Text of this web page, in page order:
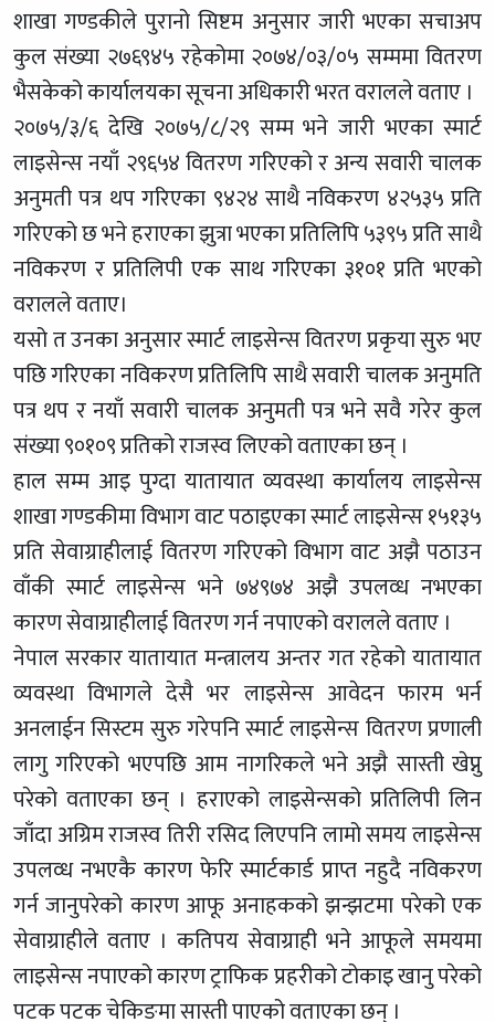
शाखा गण्डकीले पुरानो सिष्टम अनुसार जारी भएका सचाअप
कुल संख्या २७६९४५ रहेकोमा २०७४/०३/०५ सम्ममा वितरण
भैसकेको कार्यालयका सूचना अधिकारी भरत वरालले वताए ।
२०७५/३/६ देखि २०७५/८/२९ सम्म भने जारी भएका स्मार्ट
लाइसेन्स नयाँ २९६५४ वितरण गरिएको र अन्य सवारी चालक
अनुमती पत्र थप गरिएका ९४२४ साथै नविकरण ४२५३५ प्रति
गरिएको छ भने हराएका झुत्रा भएका प्रतिलिपि ५३९५ प्रति साथै
नविकरण र प्रतिलिपी एक साथ गरिएका ३१०१ प्रति भएको
वरालले वताए।
यसो त उनका अनुसार स्मार्ट लाइसेन्स वितरण प्रकृया सुरु भए
पछि गरिएका नविकरण प्रतिलिपि साथै सवारी चालक अनुमति
पत्र थप र नयाँ सवारी चालक अनुमती पत्र भने सवै गरेर कुल
संख्या ९०१०९ प्रतिको राजस्व लिएको वताएका छन् ।
हाल सम्म आइ पुग्दा यातायात व्यवस्था कार्यालय लाइसेन्स
शाखा गण्डकीमा विभाग वाट पठाइएका स्मार्ट लाइसेन्स १५१३५
प्रति सेवाग्राहीलाई वितरण गरिएको विभाग वाट अझै पठाउन
वाँकी स्मार्ट लाइसेन्स भने ७४९७४ अझै उपलव्ध नभएका
कारण सेवाग्राहीलाई वितरण गर्न नपाएको वरालले वताए ।
नेपाल सरकार यातायात मन्त्रालय अन्तर गत रहेको यातायात
व्यवस्था विभागले देसै भर लाइसेन्स आवेदन फारम भर्न
अनलाईन सिस्टम सुरु गरेपनि स्मार्ट लाइसेन्स वितरण प्रणाली
लागु गरिएको भएपछि आम नागरिकले भने अझै सास्ती खेप्नु
परेको वताएका छन् । हराएको लाइसेन्सको प्रतिलिपी लिन
जाँदा अग्रिम राजस्व तिरी रसिद लिएपनि लामो समय लाइसेन्स
उपलव्ध नभएकै कारण फेरि स्मार्टकार्ड प्राप्त नहुदै नविकरण
गर्न जानुपरेको कारण आफू अनाहकको झन्झटमा परेको एक
सेवाग्राहीले वताए । कतिपय सेवाग्राही भने आफूले समयमा
लाइसेन्स नपाएको कारण ट्राफिक प्रहरीको टोकाइ खानु परेको
पटक पटक चेकिङमा सास्ती पाएको वताएका छन् ।